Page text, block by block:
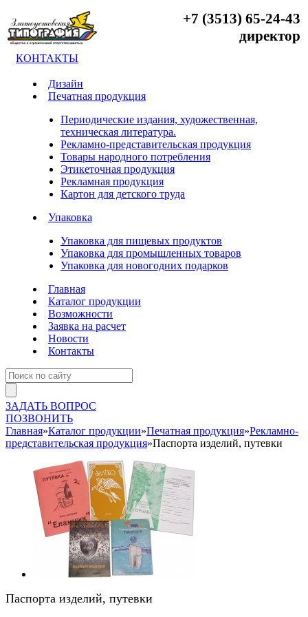
+7 (3513) 65-24-43
директор
КОНТАКТЫ
Дизайн
Печатная продукция
Периодические издания, художественная,
техническая литература.
Рекламно-представительская продукция
Товары народного потребления
Этикеточная продукция
Рекламная продукция
Картон для детского труда
Упаковка
Упаковка для пищевых продуктов
Упаковка для промышленных товаров
Упаковка для новогодних подарков
Главная
Каталог продукции
Возможности
Заявка на расчет
Новости
Контакты
ЗАДАТЬ ВОПРОС
ПОЗВОНИТЬ
Главная»Каталог продукции»Печатная продукция»Рекламно-
представительская продукция»Паспорта изделий, путевки
Паспорта изделий, путевки